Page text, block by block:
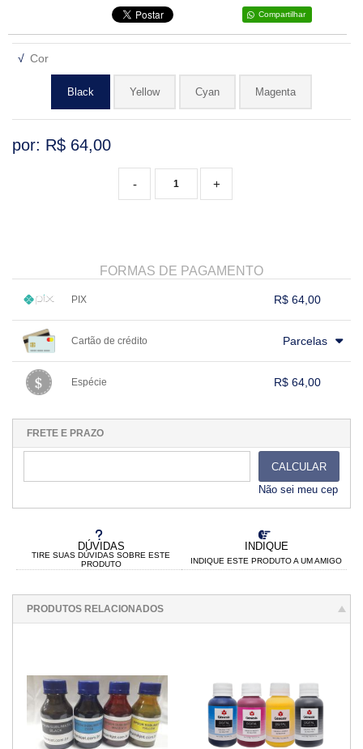
Compartilhar
√ Cor
Black Yellow Cyan Magenta
DÚVIDAS
TIRE SUAS DÚVIDAS SOBRE ESTE
PRODUTO
INDIQUE
INDIQUE ESTE PRODUTO A UM AMIGO
por: R$ 64,00
+
-
FORMAS DE PAGAMENTO
PIX R$ 64,00
..
Cartão de crédito Parcelas
...
Espécie R$ 64,00
..
...
FRETE E PRAZO
CALCULAR
Não sei meu cep
PRODUTOS RELACIONADOS